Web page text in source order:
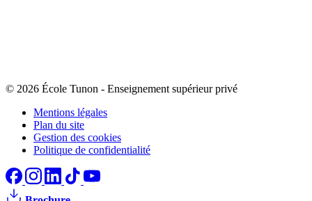
© 2026 École Tunon - Enseignement supérieur privé
Mentions légales
Plan du site
Gestion des cookies
Politique de confidentialité